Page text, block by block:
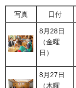
写真 日付
8月28日
（金曜
日）
8月27日
（木曜